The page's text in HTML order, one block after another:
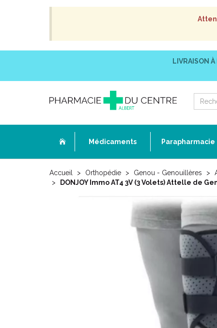
LIVRAISON À
Médicaments Parapharmacie
Accueil Orthopédie Genou - Genouillères
DONJOY Immo AT4 3V (3 Volets) Attelle de